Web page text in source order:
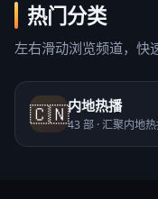
热门分类
左右滑动浏览频道，快
🇨🇳内地热播
43部 ·汇聚内地